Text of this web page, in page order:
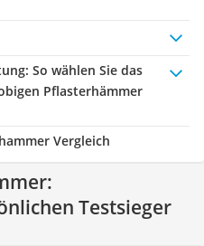
: So wählen Sie das
Pflasterhämmer
Vergleich
Testsieger